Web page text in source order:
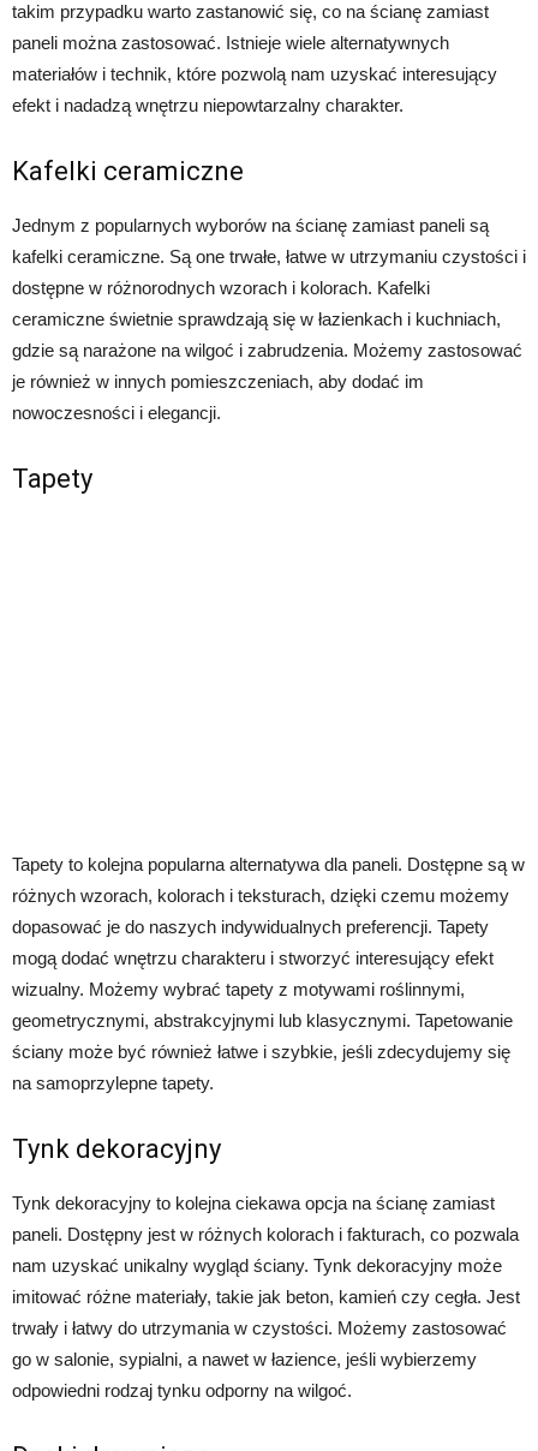
takim przypadku warto zastanowić się, co na ścianę zamiast
paneli można zastosować. Istnieje wiele alternatywnych
materiałów i technik, które pozwolą nam uzyskać interesujący
efekt i nadadzą wnętrzu niepowtarzalny charakter.
Kafelki ceramiczne
Jednym z popularnych wyborów na ścianę zamiast paneli są
kafelki ceramiczne. Są one trwałe, łatwe w utrzymaniu czystości i
dostępne w różnorodnych wzorach i kolorach. Kafelki
ceramiczne świetnie sprawdzają się w łazienkach i kuchniach,
gdzie są narażone na wilgoć i zabrudzenia. Możemy zastosować
je również w innych pomieszczeniach, aby dodać im
nowoczesności i elegancji.
Tapety
Tapety to kolejna popularna alternatywa dla paneli. Dostępne są w
różnych wzorach, kolorach i teksturach, dzięki czemu możemy
dopasować je do naszych indywidualnych preferencji. Tapety
mogą dodać wnętrzu charakteru i stworzyć interesujący efekt
wizualny. Możemy wybrać tapety z motywami roślinnymi,
geometrycznymi, abstrakcyjnymi lub klasycznymi. Tapetowanie
ściany może być również łatwe i szybkie, jeśli zdecydujemy się
na samoprzylepne tapety.
Tynk dekoracyjny
Tynk dekoracyjny to kolejna ciekawa opcja na ścianę zamiast
paneli. Dostępny jest w różnych kolorach i fakturach, co pozwala
nam uzyskać unikalny wygląd ściany. Tynk dekoracyjny może
imitować różne materiały, takie jak beton, kamień czy cegła. Jest
trwały i łatwy do utrzymania w czystości. Możemy zastosować
go w salonie, sypialni, a nawet w łazience, jeśli wybierzemy
odpowiedni rodzaj tynku odporny na wilgoć.